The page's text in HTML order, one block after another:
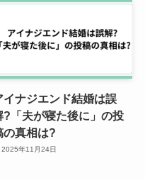
イナジエンド結婚は誤
?「夫が寝た後に」の投
の真相は?
2025年11月24日